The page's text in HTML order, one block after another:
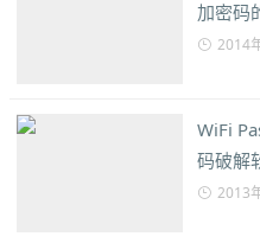
加密码
2014
WiFi
码破解
2013